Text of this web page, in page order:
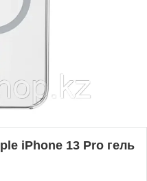
iPhone 13 Pro гель